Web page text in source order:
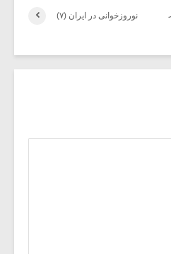
نوروزخوانی در ایران (۷)